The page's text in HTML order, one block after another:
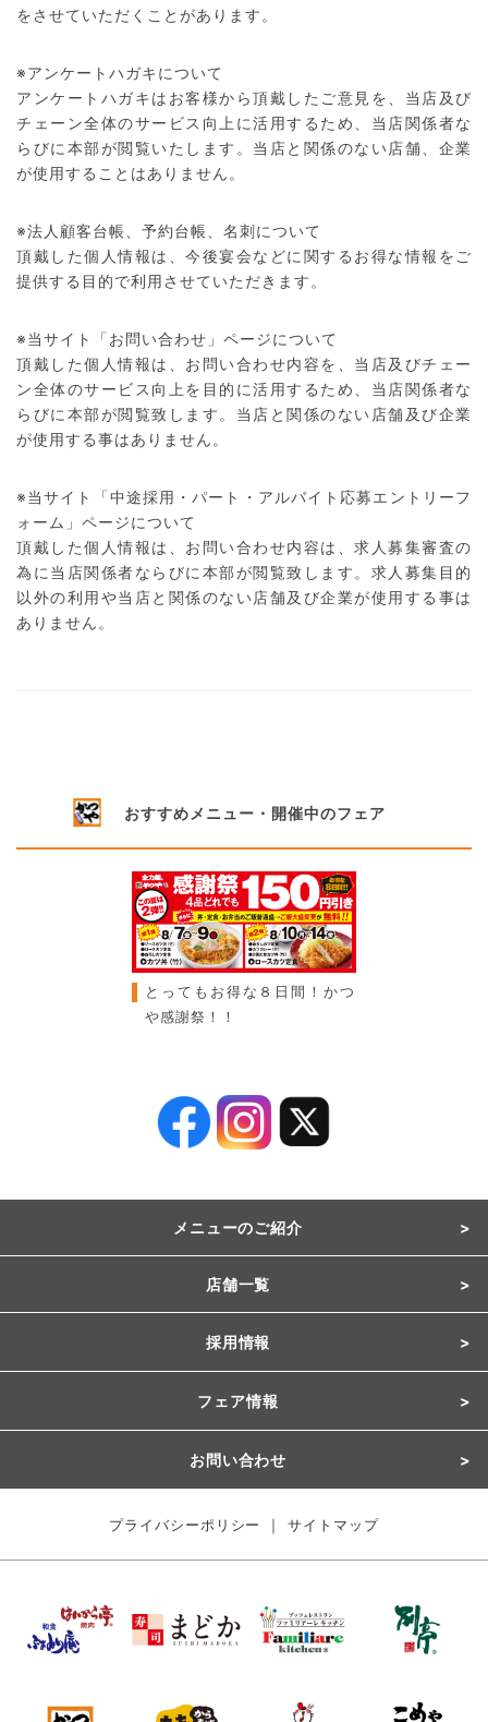
をさせていただくことがあります。
※アンケートハガキについて
アンケートハガキはお客様から頂戴したご意見を、当店及び
チェーン全体のサービス向上に活用するため、当店関係者な
らびに本部が閲覧いたします。当店と関係のない店舗、企業
が使用することはありません。
※法人顧客台帳、予約台帳、名刺について
頂戴した個人情報は、今後宴会などに関するお得な情報をご
提供する目的で利用させていただきます。
※当サイト「お問い合わせ」ページについて
頂戴した個人情報は、お問い合わせ内容を、当店及びチェー
ン全体のサービス向上を目的に活用するため、当店関係者な
らびに本部が閲覧致します。当店と関係のない店舗及び企業
が使用する事はありません。
※当サイト「中途採用・パート・アルバイト応募エントリーフ
ォーム」ページについて
頂戴した個人情報は、お問い合わせ内容は、求人募集審査の
為に当店関係者ならびに本部が閲覧致します。求人募集目的
以外の利用や当店と関係のない店舗及び企業が使用する事は
ありません。
おすすめメニュー・開催中のフェア
とってもお得な８日間！かつ
や感謝祭！！
メニューのご紹介
店舗一覧
採用情報
フェア情報
お問い合わせ
プライバシーポリシー ｜サイトマップ